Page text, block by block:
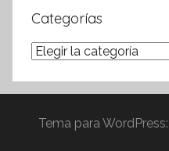
Categorías
Categorías
Tema para